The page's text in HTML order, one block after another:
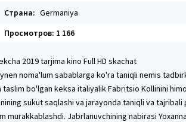
Страна: Germaniya
Просмотров: 1 166
2019 tarjima kino Full HD skachat
noma'lum sabablarga ko'ra taniqli nemis
bo'lgan keksa italiyalik Fabritsio Kollinini
sukut saqlashi va jarayonda taniqli va
murakkablashdi. Jabrlanuvchining nabirasi